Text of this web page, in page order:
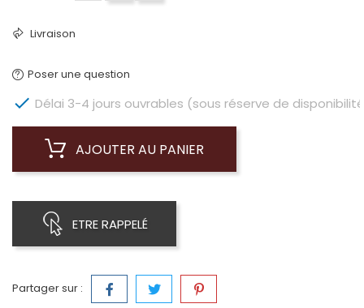
Livraison
Poser une question
 Délai 3-4 jours ouvrables (sous réserve de
AJOUTER AU PANIER
ETRE RAPPELÉ
Partager sur :